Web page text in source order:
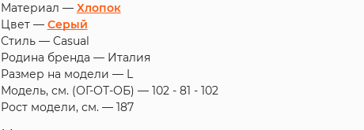
Материал — Хлопок
Цвет — Серый
Стиль — Casual
Родина бренда — Италия
Размер на модели — L
Модель, см. (ОГ-ОТ-ОБ) — 102 - 81 - 102
Рост модели, см. — 187